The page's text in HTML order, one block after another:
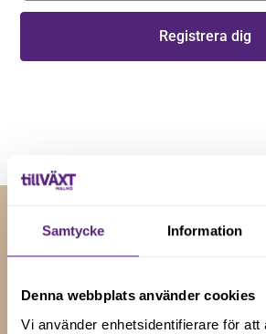
Samtycke Information
Denna webbplats använder cookies
Vi använder enhetsidentifierare för att
RELATERADE NYHETER
Insikter och tips för